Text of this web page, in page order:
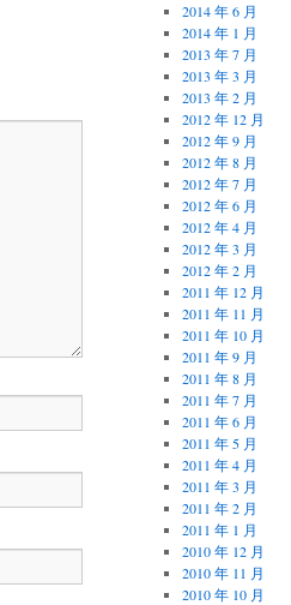
2014 年 6 月
2014 年 1 月
2013 年 7 月
2013 年 3 月
2013 年 2 月
2012 年 12 月
2012 年 9 月
2012 年 8 月
2012 年 7 月
2012 年 6 月
2012 年 4 月
2012 年 3 月
2012 年 2 月
2011 年 12 月
2011 年 11 月
2011 年 10 月
2011 年 9 月
2011 年 8 月
2011 年 7 月
2011 年 6 月
2011 年 5 月
2011 年 4 月
2011 年 3 月
2011 年 2 月
2011 年 1 月
2010 年 12 月
2010 年 11 月
2010 年 10 月